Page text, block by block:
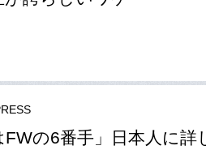
FWの6番手」日本人に